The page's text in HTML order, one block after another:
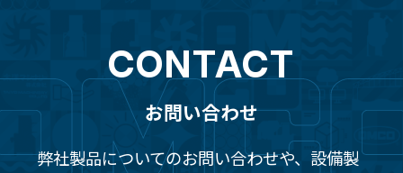
CONTACT
お問い合わせ
弊社製品についてのお問い合わせや、設備製